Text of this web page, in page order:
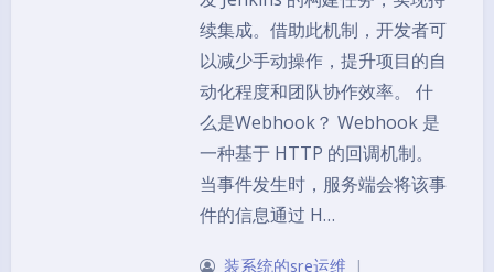
续集成。借助此机制，开发者可
以减少手动操作，提升项目的自
动化程度和团队协作效率。 什
么是Webhook？ Webhook 是
一种基于 HTTP 的回调机制。
当事件发生时，服务端会将该事
件的信息通过 H…
装系统的sre运维 |